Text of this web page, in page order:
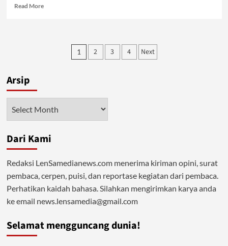
Read MoreRead
Posts
1 2 3 4 Next
Arsip
Dari Kami
Redaksi LenSamedianews.com menerima kiriman opini, surat
pembaca, cerpen, puisi, dan reportase kegiatan dari pembaca.
Perhatikan kaidah bahasa. Silahkan mengirimkan karya anda
ke email news.lensamedia@gmail.com
Selamat mengguncang dunia!